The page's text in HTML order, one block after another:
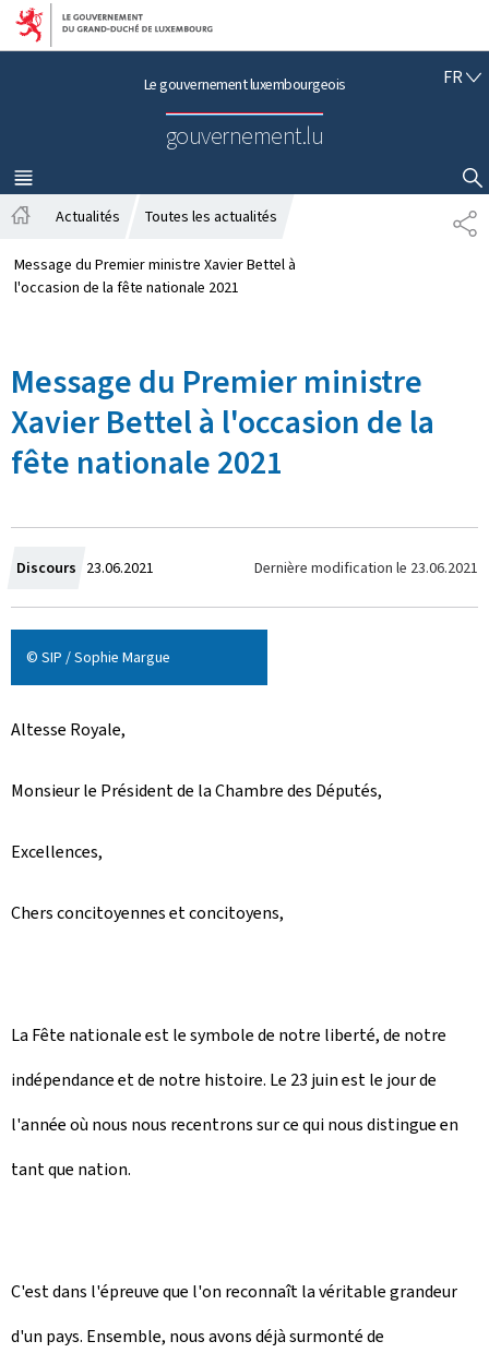
Aller au menu principal
Aller au contenu
Le gouvernement luxembourgeois
gouvernement.lu
FRF
Ç
A
I
S
MENU
PRINCIPAL
AFFICHER / MASQUER LA RECHERCHE
P
A
c
c
l
Actualités Toutes les actualités
Message du Premier ministre Xavier Bettel à
l'occasion de la fête nationale 2021
Message du Premier ministre
Xavier Bettel à l'occasion de la
fête nationale 2021
Discours C
r
é
l
e
23.06.2021 Dernière modification le 23.06.2021
© SIP / Sophie Margue
Altesse Royale,
Monsieur le Président de la Chambre des Députés,
Excellences,
Chers concitoyennes et concitoyens,
La Fête nationale est le symbole de notre liberté, de notre
indépendance et de notre histoire. Le 23 juin est le jour de
l'année où nous nous recentrons sur ce qui nous distingue en
tant que nation.
C'est dans l'épreuve que l'on reconnaît la véritable grandeur
d'un pays. Ensemble, nous avons déjà surmonté de